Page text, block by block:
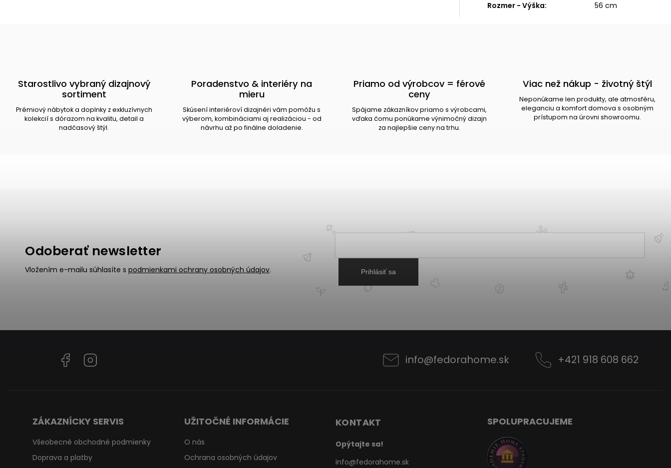
Rozmer - Výška: 56 cm
Starostlivo vybraný dizajnový
sortiment
Prémiový nábytok a doplnky z exkluzívnych
kolekcií s dôrazom na kvalitu, detail a
nadčasový štýl.
Poradenstvo & interiéry na
mieru
Skúsení interiéroví dizajnéri vám pomôžu s
výberom, kombináciami aj realizáciou - od
návrhu až po finálne doladenie.
Priamo od výrobcov = férové
ceny
Spájame zákazníkov priamo s výrobcami,
vďaka čomu ponúkame výnimočný dizajn
za najlepšie ceny na trhu.
Viac než nákup - životný štýl
Neponúkame len produkty, ale atmosféru,
eleganciu a komfort domova s osobným
prístupom na úrovni showroomu.
Odoberať newsletter
Vložením e-mailu súhlasíte s podmienkami ochrany osobných údajov. Prihlásiť sa
Facebook info@fedorahome.sk +421 918 608 662
ZÁKAZNÍCKY SERVIS
Všeobecné obchodné podmienky
Doprava a platby
UŽITOČNÉ INFORMÁCIE
O nás
Ochrana osobných údajov
KONTAKT
Opýtajte sa!
info@fedorahome.sk
SPOLUPRACUJEME